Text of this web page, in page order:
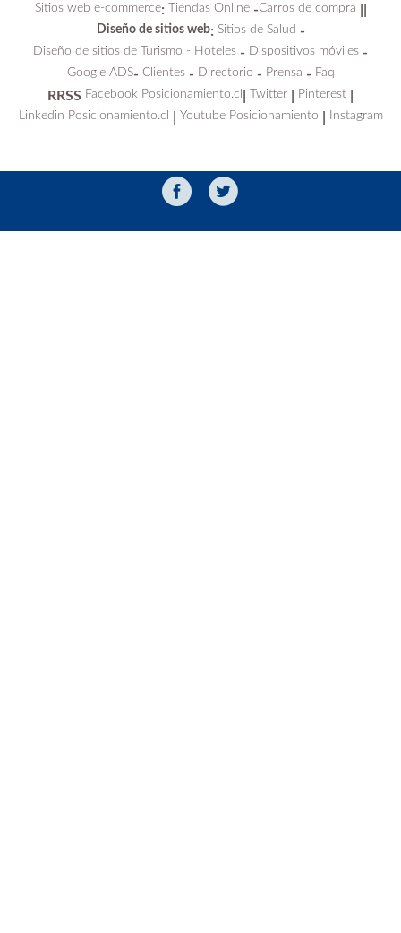
Sitios web e-commerce: Tiendas Online-Carros de compra
Diseño de sitios web: Sitios de Salud -
Diseño de sitios de Turismo - Hoteles - Dispositivos móviles -
Google ADS- Clientes- Directorio - Prensa - Faq
RRSS Facebook Posicionamiento.cl Twitter Pinterest
Linkedin Posicionamiento.cl Youtube Posicionamiento Instagram